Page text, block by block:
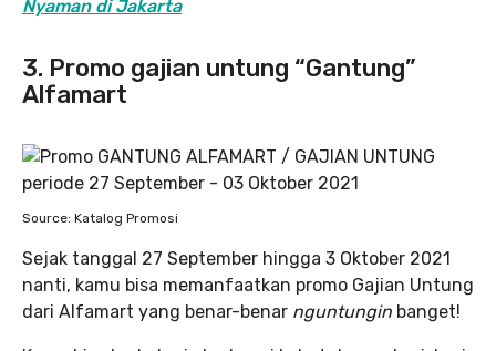
Nyaman di Jakarta
3. Promo gajian untung “Gantung”
Alfamart
Source: Katalog Promosi
Sejak tanggal 27 September hingga 3 Oktober 2021
nanti, kamu bisa memanfaatkan promo Gajian Untung
dari Alfamart yang benar-benar nguntungin banget!